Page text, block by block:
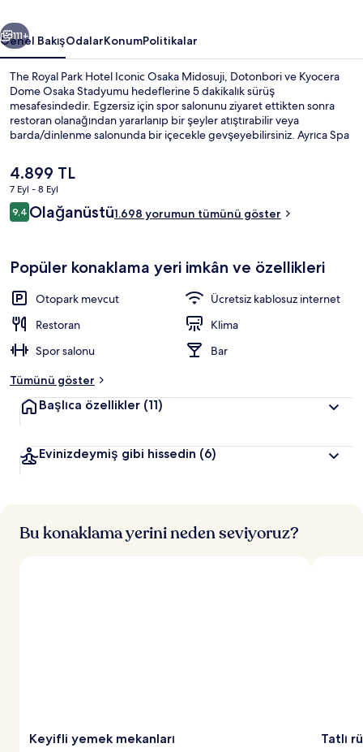
fotoğraf
galerisi
Lobi
Sonraki
111+
Genel BakışOdalarKonumPolitikalar
The Royal Park Hotel Iconic Osaka Midosuji, Dotonbori ve Kyocera
Dome Osaka Stadyumu hedeflerine 5 dakikalık sürüş
mesafesindedir. Egzersiz için spor salonunu ziyaret ettikten sonra
restoran olanağından yararlanıp bir şeyler atıştırabilir veya
barda/dinlenme salonunda bir içecekle gevşeyebilirsiniz. Ayrıca Spa
sürüş mesafesindedir. Misafirler konaklama yerinin toplu taşıma
araçlarına kısa yürüme mesafesinde olmasını seviyor: Hommachi
İstasyonu 3 dakika ve Higobashi İstasyonu 12 dakika mesafede.
Şu
anki
fiyat
4.899 TL
4.899 TL
7 Eyl - 8 Eyl
Yorumlar
9,49,4/10
Olağanüstü1.698 yorumun tümünü göster
Popüler konaklama yeri imkân ve özellikleri
Otopark mevcut
Ücretsiz kablosuz internet
Restoran
Klima
Spor salonu
Bar
Tümünü göster
Başlıca özellikler (11)
Evinizdeymiş gibi hissedin (6)
Bu konaklama yerini neden seviyoruz?
Keyifli yemek mekanları Tatlı